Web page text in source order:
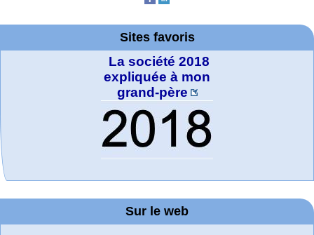
Sites favoris
Office fédéral de
la statistique
La société 2018
expliquée à mon
grand-père
Wolfram
Education Portal
Wolfram
Mathematica
Tutorial
Collection
MATHCURVE.CO
M
Online math
practice and
lessons
WolframTones :
Generate a
Composition
Wolfram web
resources
TED Talks
Wolfram
Demonstrations
Project. College
Physics
Sur le web